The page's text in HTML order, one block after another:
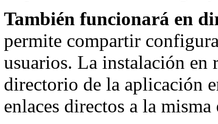
También funcionará en
permite compartir
usuarios. La instalación en
directorio de la aplicación
enlaces directos a la